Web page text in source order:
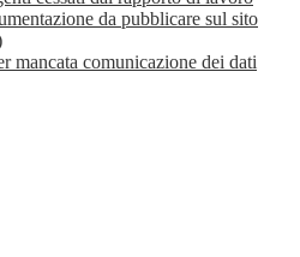
da pubblicare sul sito
mancata comunicazione dei dati